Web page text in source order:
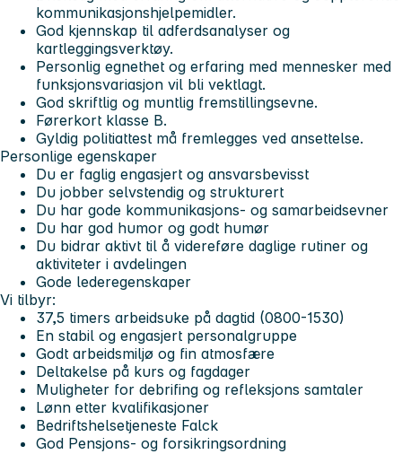
kommunikasjonshjelpemidler.
God kjennskap til adferdsanalyser og
kartleggingsverktøy.
Personlig egnethet og erfaring med mennesker med
funksjonsvariasjon vil bli vektlagt.
God skriftlig og muntlig fremstillingsevne.
Førerkort klasse B.
Gyldig politiattest må fremlegges ved ansettelse.
Personlige egenskaper
Du er faglig engasjert og ansvarsbevisst
Du jobber selvstendig og strukturert
Du har gode kommunikasjons- og samarbeidsevner
Du har god humor og godt humør
Du bidrar aktivt til å videreføre daglige rutiner og
aktiviteter i avdelingen
Gode lederegenskaper
Vi tilbyr:
37,5 timers arbeidsuke på dagtid (0800-1530)
En stabil og engasjert personalgruppe
Godt arbeidsmiljø og fin atmosfære
Deltakelse på kurs og fagdager
Muligheter for debrifing og refleksjons samtaler
Lønn etter kvalifikasjoner
Bedriftshelsetjeneste Falck
God Pensjons- og forsikringsordning